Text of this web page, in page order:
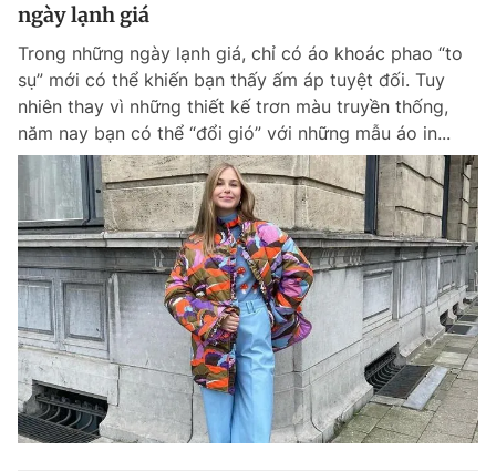
ngày lạnh giá
Trong những ngày lạnh giá, chỉ có áo khoác phao “to
sụ” mới có thể khiến bạn thấy ấm áp tuyệt đối. Tuy
nhiên thay vì những thiết kế trơn màu truyền thống,
năm nay bạn có thể “đổi gió” với những mẫu áo in...